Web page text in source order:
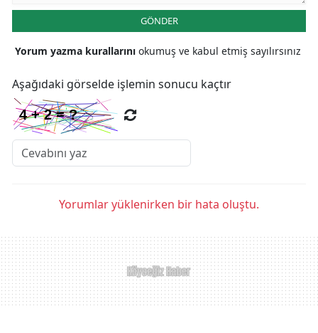
GÖNDER
Yorum yazma kurallarını okumuş ve kabul etmiş sayılırsınız
Aşağıdaki görselde işlemin sonucu kaçtır
Yorumlar yüklenirken bir hata oluştu.